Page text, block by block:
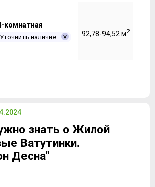
комнатная
Уточнить наличие 92,78-94,52 м2
знать о Жилой
Ватутинки.
Десна"